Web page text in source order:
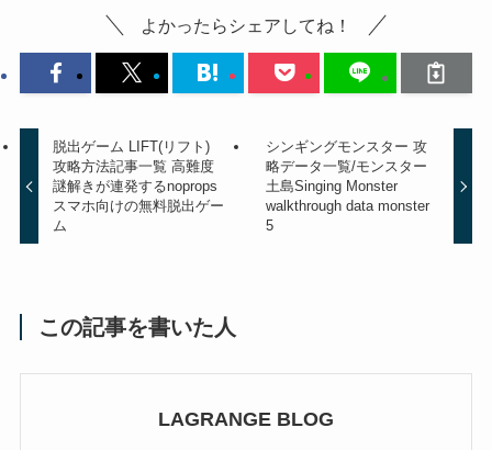
よかったらシェアしてね！
脱出ゲーム LIFT(リフト)
攻略方法記事一覧 高難度
謎解きが連発するnoprops
スマホ向けの無料脱出ゲー
ム
シンギングモンスター 攻
略データ一覧/モンスター
土島Singing Monster
walkthrough data monster
5
この記事を書いた人
LAGRANGE BLOG